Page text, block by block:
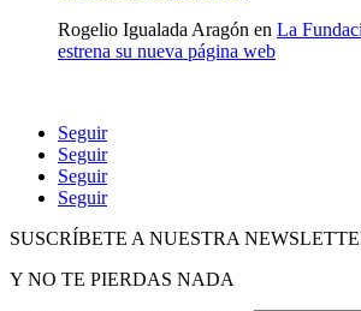
Rogelio Igualada Aragón en La
estrena su nueva página web
Seguir
Seguir
Seguir
Seguir
SUSCRÍBETE A NUESTRA
Y NO TE PIERDAS NADA